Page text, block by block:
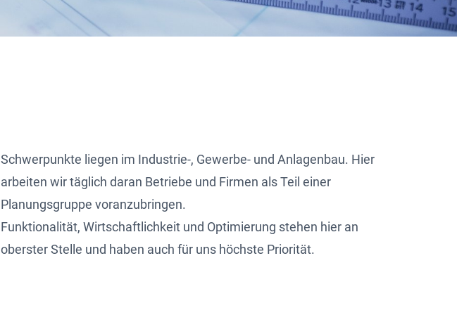
Schwerpunkte liegen im Industrie-, Gewerbe- und Anlagenbau. Hier
arbeiten wir täglich daran Betriebe und Firmen als Teil einer
Planungsgruppe voranzubringen.
Funktionalität, Wirtschaftlichkeit und Optimierung stehen hier an
oberster Stelle und haben auch für uns höchste Priorität.